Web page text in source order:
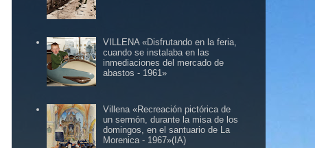
VILLENA «Disfrutando en la feria,
cuando se instalaba en las
inmediaciones del mercado de
abastos - 1961»
Villena «Recreación pictórica de
un sermón, durante la misa de los
domingos, en el santuario de La
Morenica - 1967»(IA)